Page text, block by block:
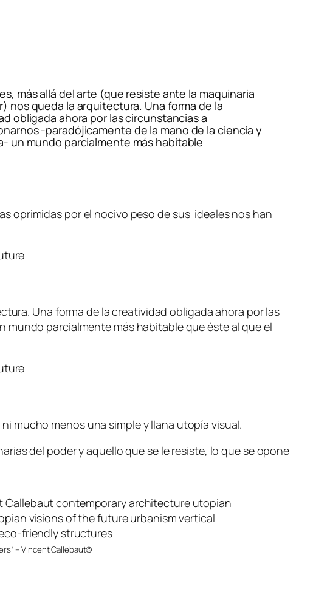
más allá del arte (que resiste ante la maquinaria
nos queda la arquitectura. Una forma de la
obligada ahora por las circunstancias a
-paradójicamente de la mano de la ciencia y
un mundo parcialmente más habitable
oprimidas por el nocivo peso de sus ideales nos han
Una forma de la creatividad obligada ahora por las
parcialmente más habitable que éste al que el
mucho menos una simple y llana utopía visual.
del poder y aquello que se le resiste, lo que se opone
– Vincent Callebaut©